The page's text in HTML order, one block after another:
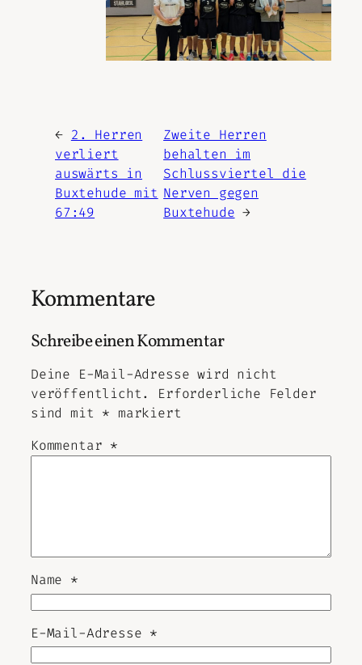
← 2. Herren
verliert
auswärts in
Buxtehude mit
67:49
Zweite Herren
behalten im
Schlussviertel die
Nerven gegen
Buxtehude →
Kommentare
Schreibe einen Kommentar
Deine E-Mail-Adresse wird nicht
veröffentlicht.
Erforderliche Felder
sind mit * markiert
Kommentar *
Name *
E-Mail-Adresse *